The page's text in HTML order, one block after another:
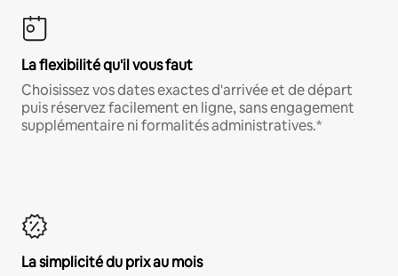
La flexibilité qu'il vous faut
Choisissez vos dates exactes d'arrivée et de départ
puis réservez facilement en ligne, sans engagement
supplémentaire ni formalités administratives.*
La simplicité du prix au mois